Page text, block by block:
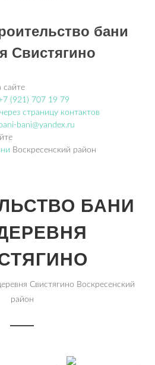
бани
Свистягино
сайте
(921) 707 19 79
страницу контактов
bani@yandex.ru
Воскресенский район
БАНИ
Свистягино Воскресенский
район